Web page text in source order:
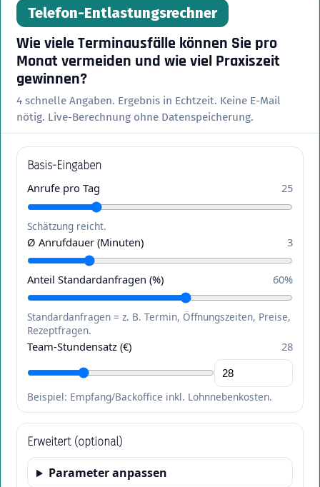
Telefon-Entlastungsrechner
Wie viele Terminausfälle können Sie pro
Monat vermeiden und wie viel Praxiszeit
gewinnen?
4 schnelle Angaben. Ergebnis in Echtzeit. Keine E-Mail
nötig. Live-Berechnung ohne Datenspeicherung.
Basis-Eingaben
Anrufe pro Tag 25
Schätzung reicht.
Ø Anrufdauer (Minuten) 3
Anteil Standardanfragen (%) 60%
Standardanfragen = z. B. Termin, Öffnungszeiten, Preise,
Rezeptfragen.
Team-Stundensatz (€) 28
Beispiel: Empfang/Backoffice inkl. Lohnnebenkosten.
Erweitert (optional)
Parameter anpassen